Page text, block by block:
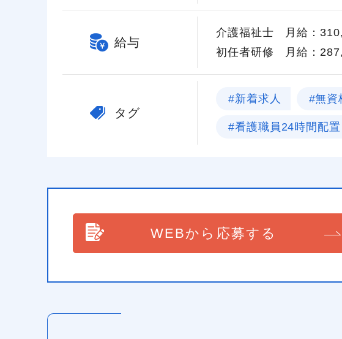
給与
介護福祉士 月給：
初任者研修 月給：
タグ
#新着求人 #無資
#看護職員24時間配置
WEBから応募する